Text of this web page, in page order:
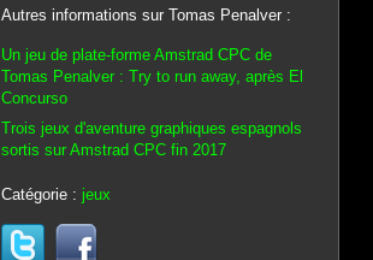
Autres informations sur Tomas Penalver :
Un jeu de plate-forme Amstrad CPC de
Tomas Penalver : Try to run away, après El
Concurso
Trois jeux d'aventure graphiques espagnols
sortis sur Amstrad CPC fin 2017
Catégorie : jeux